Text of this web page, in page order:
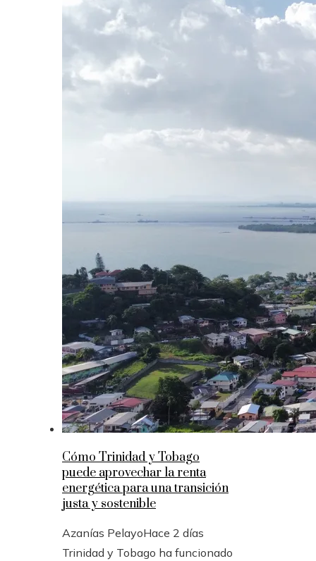
Cómo Trinidad y Tobago
puede aprovechar la renta
energética para una transición
justa y sostenible
Azanías PelayoHace 2 días
Trinidad y Tobago ha funcionado